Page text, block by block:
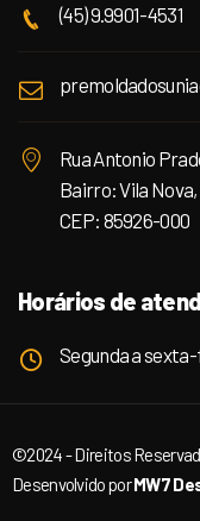
(45) 9.9901-4531
Rua Antonio
Bairro: Vila
CEP: 85926-000
Horários de
Segunda a sexta-
©2024 - Direitos
Desenvolvido porMW7